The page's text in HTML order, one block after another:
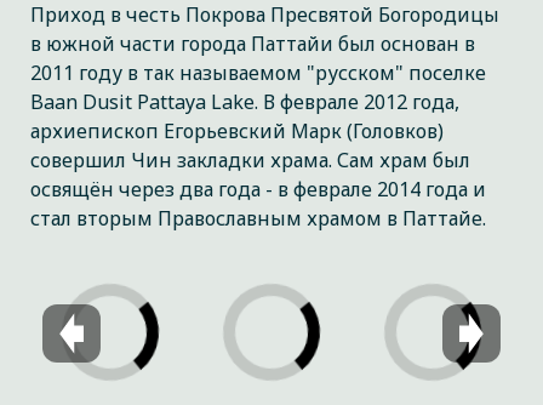
Приход в честь Покрова Пресвятой Богородицы
в южной части города Паттайи был основан в
2011 году в так называемом "русском" поселке
Baan Dusit Pattaya Lake. В феврале 2012 года,
архиепископ Егорьевский Марк (Головков)
совершил Чин закладки храма. Сам храм был
освящён через два года - в феврале 2014 года и
стал вторым Православным храмом в Паттайе.